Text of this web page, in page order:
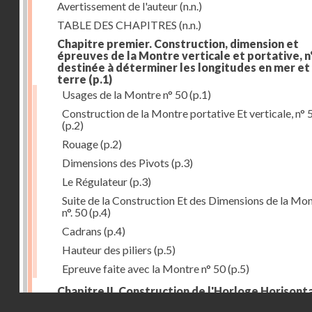
Avertissement de l'auteur(n.n.)
TABLE DES CHAPITRES (n.n.)
Chapitre premier. Construction, dimension et
épreuves de la Montre verticale et portative,
destinée à déterminer les longitudes en mer et
terre (p.1)
Usages de la Montre n° 50(p.1)
Construction de la Montre portative Et verticale, n°
(p.2)
Rouage(p.2)
Dimensions des Pivots (p.3)
Le Régulateur(p.3)
Suite de la Construction Et des Dimensions de la
n°. 50(p.4)
Cadrans (p.4)
Hauteur des piliers (p.5)
Epreuve faite avec la Montre n° 50(p.5)
Chapitre II. Construction de l'Horloge